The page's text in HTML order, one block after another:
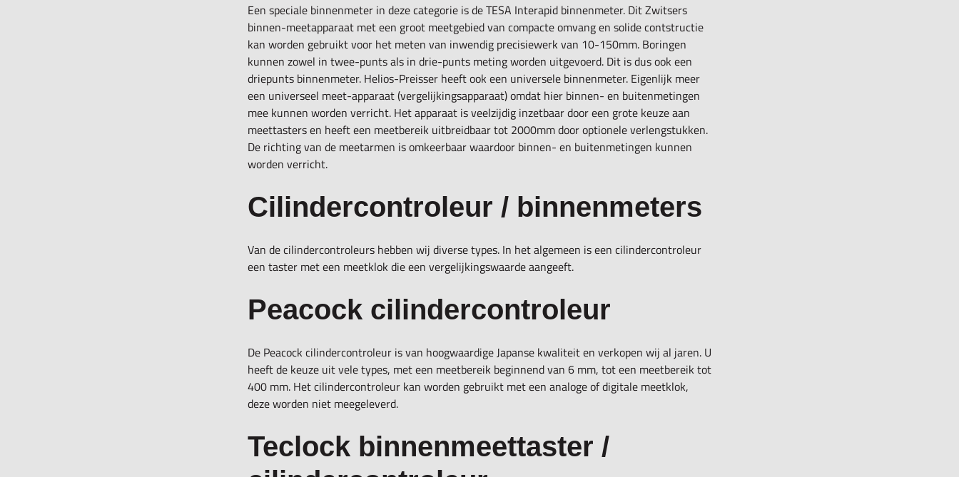
Een speciale binnenmeter in deze categorie is de TESA Interapid binnenmeter. Dit Zwitsers
binnen-meetapparaat met een groot meetgebied van compacte omvang en solide contstructie
kan worden gebruikt voor het meten van inwendig precisiewerk van 10-150mm. Boringen
kunnen zowel in twee-punts als in drie-punts meting worden uitgevoerd. Dit is dus ook een
driepunts binnenmeter. Helios-Preisser heeft ook een universele binnenmeter. Eigenlijk meer
een universeel meet-apparaat (vergelijkingsapparaat) omdat hier binnen- en buitenmetingen
mee kunnen worden verricht. Het apparaat is veelzijdig inzetbaar door een grote keuze aan
meettasters en heeft een meetbereik uitbreidbaar tot 2000mm door optionele verlengstukken.
De richting van de meetarmen is omkeerbaar waardoor binnen- en buitenmetingen kunnen
worden verricht.
Cilindercontroleur / binnenmeters
Van decilindercontroleurs hebben wij diverse types. In het algemeen is een cilindercontroleur
een taster met een meetklok die een vergelijkingswaarde aangeeft.
Peacock cilindercontroleur
De Peacock cilindercontroleur is van hoogwaardige Japanse kwaliteit en verkopen wij al jaren. U
heeft de keuze uit vele types, met een meetbereik beginnend van 6 mm, tot een meetbereik tot
400 mm. Het cilindercontroleur kan worden gebruikt met een analoge of digitale meetklok,
deze worden niet meegeleverd.
Teclock binnenmeettaster /